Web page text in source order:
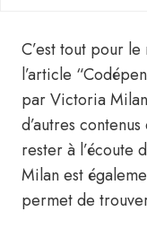
C’est tout pour
l’article
par Victoria
d’autres
rester à
Milan est
permet de